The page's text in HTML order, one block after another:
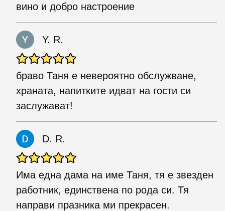
вино и добро настроение
Y. R.
браво Таня е невероятно обслужване,
храната, напитките идват на гости си
заслужават!
D. R.
Има една дама на име Таня, тя е звезден
работник, единствена по рода си. Тя
направи празника ми прекрасен.